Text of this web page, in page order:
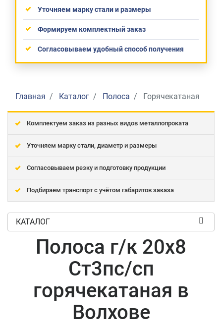
Уточняем марку стали и размеры
Формируем комплектный заказ
Согласовываем удобный способ получения
Главная Каталог Полоса Горячекатаная
Комплектуем заказ из разных видов металлопроката
Уточняем марку стали, диаметр и размеры
Согласовываем резку и подготовку продукции
Подбираем транспорт с учётом габаритов заказа
КАТАЛОГ
Полоса г/к 20x8
Ст3пс/сп
горячекатаная в
Волхове